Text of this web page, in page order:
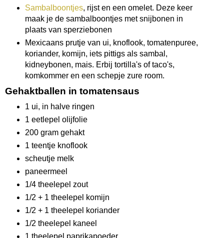
Sambalboontjes, rijst en een omelet. Deze keer
maak je de sambalboontjes met snijbonen in
plaats van sperziebonen
Mexicaans prutje van ui, knoflook, tomatenpuree,
koriander, komijn, iets pittigs als sambal,
kidneybonen, mais. Erbij tortilla's of taco's,
komkommer en een schepje zure room.
Gehaktballen in tomatensaus
1 ui, in halve ringen
1 eetlepel olijfolie
200 gram gehakt
1 teentje knoflook
scheutje melk
paneermeel
1/4 theelepel zout
1/2 + 1 theelepel komijn
1/2 + 1 theelepel koriander
1/2 theelepel kaneel
1 theelepel paprikapoeder